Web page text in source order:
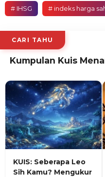
# IHSG # indeks harga
CARI TAHU
Kumpulan Kuis
KUIS: Seberapa Leo
Sih Kamu? Mengukur